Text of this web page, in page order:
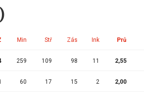
Min Stř Zás Ink Prů
259 109 98 11 2,55
60 17 15 2 2,00